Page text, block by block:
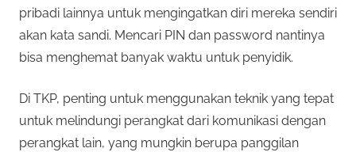
pribadi lainnya untuk mengingatkan diri mereka sendiri
akan kata sandi. Mencari PIN dan password nantinya
bisa menghemat banyak waktu untuk penyidik.
Di TKP, penting untuk menggunakan teknik yang tepat
untuk melindungi perangkat dari komunikasi dengan
perangkat lain, yang mungkin berupa panggilan